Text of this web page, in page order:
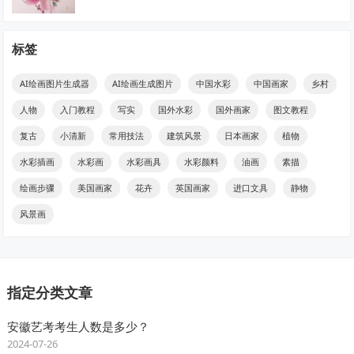
标签
AI绘画图片生成器 AI绘画生成图片 中国水彩 中国画家 乡村
人物 入门教程 写实 国外水彩 国外画家 图文教程
复古 小清新 常用技法 建筑风景 日本画家 植物
水彩插画 水彩画 水彩画具 水彩颜料 油画 素描
绘画步骤 美国画家 花卉 英国画家 进口文具 静物
风景画
指定分类文章
安徽艺考考生人数是多少？
2024-07-26